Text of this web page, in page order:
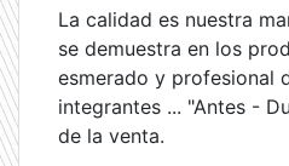
La calidad es nuestra
se demuestra en los
esmerado y profesional
integrantes ... "Antes -
de la venta.